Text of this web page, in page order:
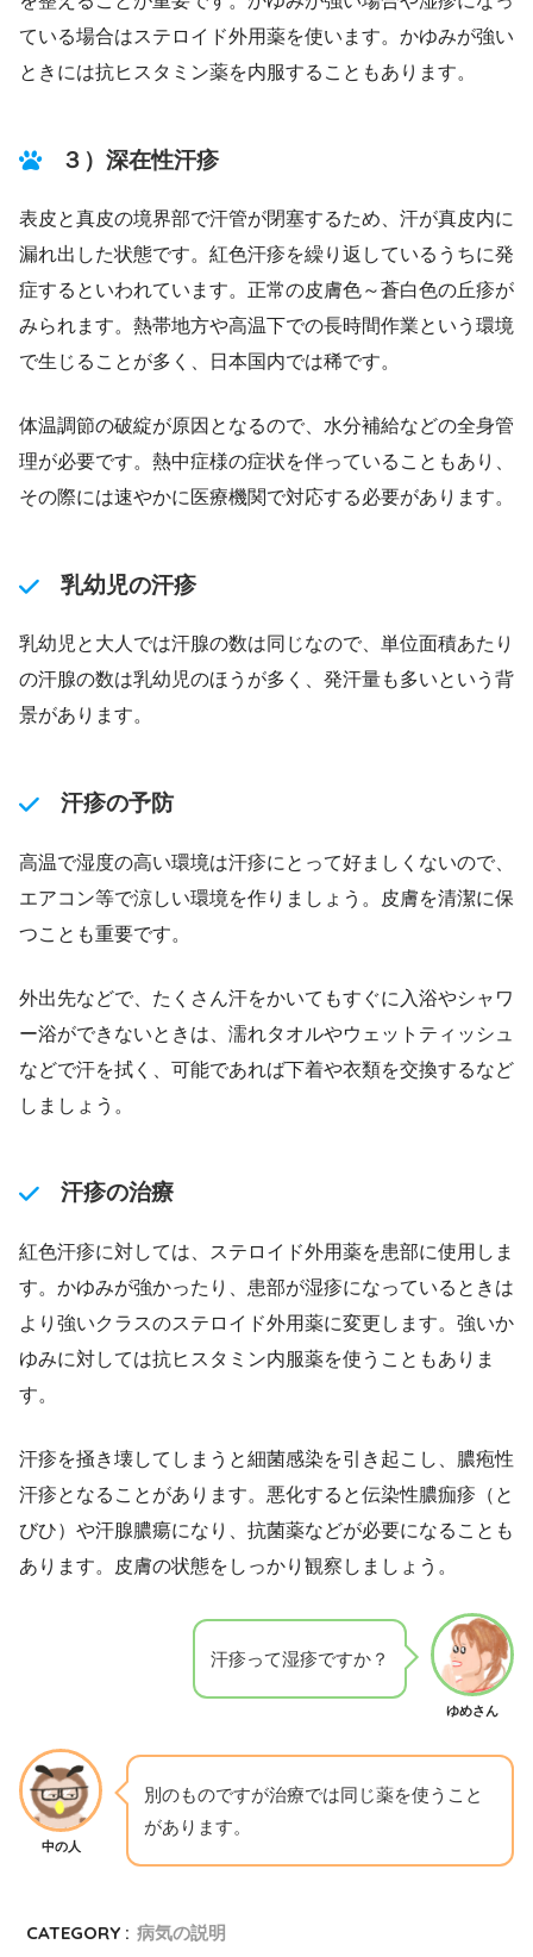
ている場合はステロイド外用薬を使います。かゆみが強い
ときには抗ヒスタミン薬を内服することもあります。
３）深在性汗疹
表皮と真皮の境界部で汗管が閉塞するため、汗が真皮内に
漏れ出した状態です。紅色汗疹を繰り返しているうちに発
症するといわれています。正常の皮膚色～蒼白色の丘疹が
みられます。熱帯地方や高温下での長時間作業という環境
で生じることが多く、日本国内では稀です。
体温調節の破綻が原因となるので、水分補給などの全身管
理が必要です。熱中症様の症状を伴っていることもあり、
その際には速やかに医療機関で対応する必要があります。
乳幼児の汗疹
乳幼児と大人では汗腺の数は同じなので、単位面積あたり
の汗腺の数は乳幼児のほうが多く、発汗量も多いという背
景があります。
汗疹の予防
高温で湿度の高い環境は汗疹にとって好ましくないので、
エアコン等で涼しい環境を作りましょう。皮膚を清潔に保
つことも重要です。
外出先などで、たくさん汗をかいてもすぐに入浴やシャワ
ー浴ができないときは、濡れタオルやウェットティッシュ
などで汗を拭く、可能であれば下着や衣類を交換するなど
しましょう。
汗疹の治療
紅色汗疹に対しては、ステロイド外用薬を患部に使用しま
す。かゆみが強かったり、患部が湿疹になっているときは
より強いクラスのステロイド外用薬に変更します。強いか
ゆみに対しては抗ヒスタミン内服薬を使うこともありま
す。
汗疹を掻き壊してしまうと細菌感染を引き起こし、膿疱性
汗疹となることがあります。悪化すると伝染性膿痂疹（と
びひ）や汗腺膿瘍になり、抗菌薬などが必要になることも
あります。皮膚の状態をしっかり観察しましょう。
ゆめさん
汗疹って湿疹ですか？
中の人
別のものですが治療では同じ薬を使うこと
があります。
CATEGORY : 病気の説明